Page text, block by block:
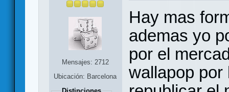
Mensajes: 2712
Ubicación: Barcelona
Hay mas
ademas yo
por el
wallapop por